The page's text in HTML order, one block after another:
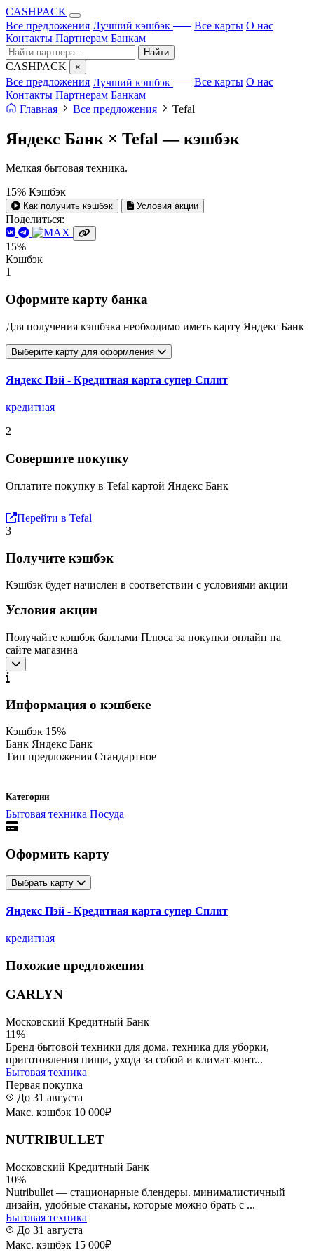
CASHPACK
Все предложения Лучший кэшбэк Все карты О нас
Контакты Партнерам Банкам
Найти
CASHPACK ×
Все предложения Лучший кэшбэк Все карты О нас
Контакты Партнерам Банкам
Главная
Все предложения Tefal
Яндекс Банк × Tefal —кэшбэк
Мелкая бытовая техника.
15% Кэшбэк
Как получить кэшбэк Условия акции
Поделиться:
15%
Кэшбэк
1
Оформите карту банка
Для получения кэшбэка необходимо иметь карту Яндекс Банк
Выберите карту для оформления
Яндекс Пэй - Кредитная карта супер Сплит
кредитная
2
Совершите покупку
Оплатите покупку в Tefal картой Яндекс Банк
Перейти в Tefal
3
Получите кэшбэк
Кэшбэк будет начислен в соответствии с условиями акции
Условия акции
Получайте кэшбэк баллами Плюса за покупки онлайн на
сайте магазина
Информация о кэшбеке
Кэшбэк 15%
Банк Яндекс Банк
Тип предложения Стандартное
Категории
Бытовая техника Посуда
Оформить карту
Выбрать карту
Яндекс Пэй - Кредитная карта супер Сплит
кредитная
Похожие предложения
GARLYN
Московский Кредитный Банк
11%
Бренд бытовой техники для дома. техника для уборки,
приготовления пищи, ухода за собой и климат-конт...
Бытовая техника
Первая покупка
До 31 августа
Макс. кэшбэк 10 000₽
NUTRIBULLET
Московский Кредитный Банк
10%
Nutribullet — стационарные блендеры. минималистичный
дизайн, удобные стаканы, которые можно брать с ...
Бытовая техника
До 31 августа
Макс. кэшбэк 15 000₽